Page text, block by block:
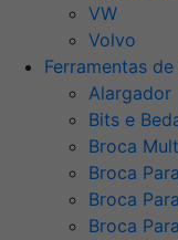
VW
Volvo
Ferramentas
Alargador
Bits e
Broca
Broca
Broca
Broca